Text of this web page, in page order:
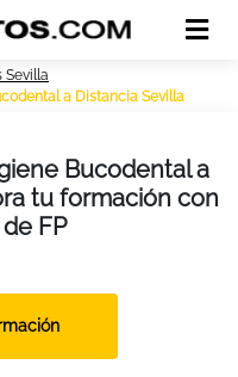
Sevilla
a Distancia Sevilla
Bucodental a
tu formación con
FP